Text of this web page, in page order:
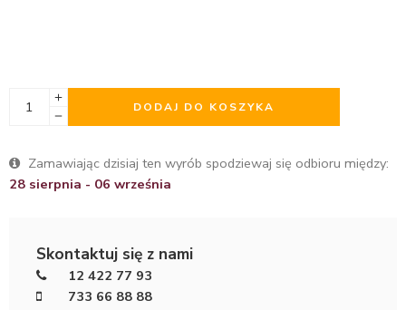
DODAJ DO KOSZYKA
Zamawiając dzisiaj ten wyrób spodziewaj się odbioru między:
28 sierpnia - 06 września
Skontaktuj się z nami
12 422 77 93
733 66 88 88